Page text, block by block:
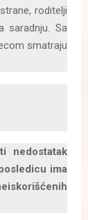
roditelji
saradnju. Sa
smatraju
nedostatak
ima